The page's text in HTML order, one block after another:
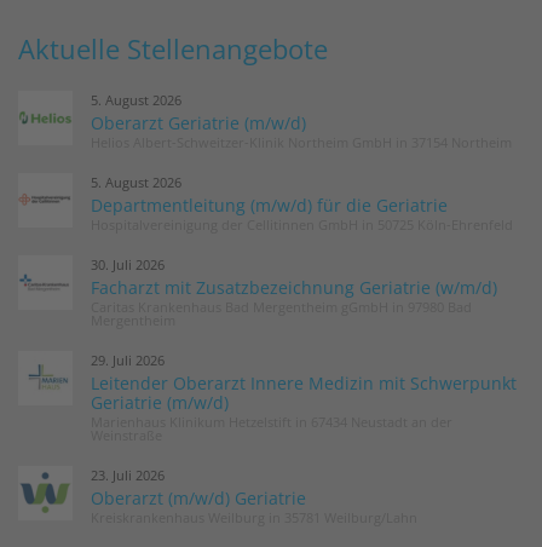
Aktuelle Stellenangebote
5. August 2026
Oberarzt Geriatrie (m/w/d)
5. August 2026
Departmentleitung (m/w/d) für die Geriatrie
30. Juli 2026
Facharzt mit Zusatzbezeichnung Geriatrie (w/m/d)
29. Juli 2026
Leitender Oberarzt Innere Medizin mit Schwerpunkt
Geriatrie (m/w/d)
23. Juli 2026
Oberarzt (m/w/d) Geriatrie